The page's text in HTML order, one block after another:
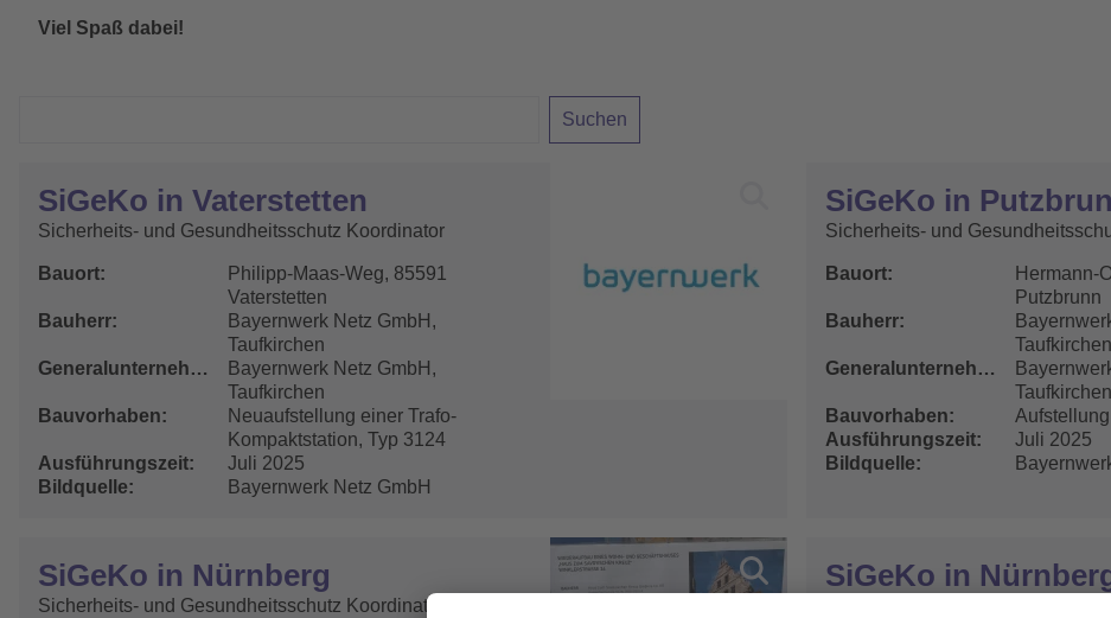
Viel Spaß dabei!
SiGeKo in Vaterstetten
Sicherheits- und Gesundheitsschutz Koordinator
Bauort
Philipp-Maas-Weg, 85591
Vaterstetten
Bauherr
Bayernwerk Netz GmbH,
Taufkirchen
Generalunternehmer
Bayernwerk Netz GmbH,
Taufkirchen
Bauvorhaben
Neuaufstellung einer Trafo-
Kompaktstation, Typ 3124
Ausführungszeit
Juli 2025
Bildquelle
Bayernwerk Netz GmbH
SiGeKo in
Sicherheits- und
Bauort
Hermann-
Putzbrunn
Bauherr
Taufkirchen
Generalunternehmer
Taufkirchen
Bauvorhaben
Ausführungszeit
Juli 2025
Bildquelle
SiGeKo in Nürnberg
Sicherheits- und Gesundheitsschutz Koordinator
SiGeKo in
Sicherheits- und